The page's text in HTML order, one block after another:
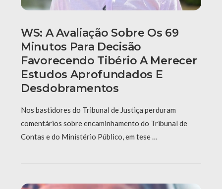
WS: A Avaliação Sobre Os 69
Minutos Para Decisão
Favorecendo Tibério A Merecer
Estudos Aprofundados E
Desdobramentos
Nos bastidores do Tribunal de Justiça perduram
comentários sobre encaminhamento do Tribunal de
Contas e do Ministério Público, em tese …